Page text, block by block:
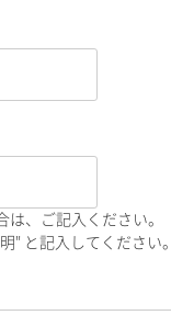
、ご記入ください。
" と記入してください。